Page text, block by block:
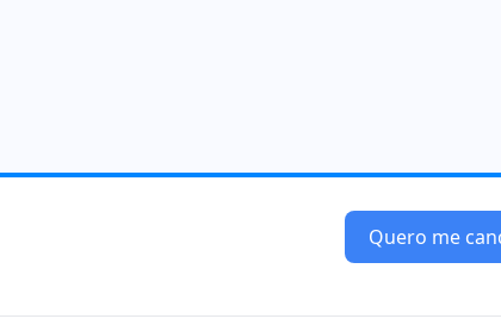
Quero me